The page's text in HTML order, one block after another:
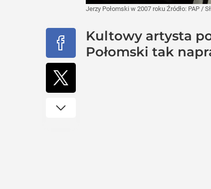
Jerzy Połomski w 2007 roku Źródło: PAP /
Kultowy artysta
Połomski tak